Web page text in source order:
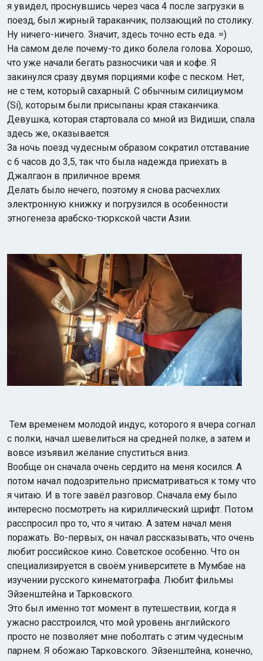
я увидел, проснувшись через часа 4 после загрузки в
поезд, был жирный тараканчик, ползающий по столику.
Ну ничего-ничего. Значит, здесь точно есть еда. =)
На самом деле почему-то дико болела голова. Хорошо,
что уже начали бегать разносчики чая и кофе. Я
закинулся сразу двумя порциями кофе с песком. Нет,
не с тем, который сахарный. С обычным силициумом
(Si), которым были присыпаны края стаканчика.
Девушка, которая стартовала со мной из Видиши, спала
здесь же, оказывается.
За ночь поезд чудесным образом сократил отставание
с 6 часов до 3,5, так что была надежда приехать в
Джалгаон в приличное время.
Делать было нечего, поэтому я снова расчехлих
электронную книжку и погрузился в особенности
этногенеза арабско-тюркской части Азии.
Тем временем молодой индус, которого я вчера согнал
с полки, начал шевелиться на средней полке, а затем и
вовсе изъявил желание спуститься вниз.
Вообще он сначала очень сердито на меня косился. А
потом начал подозрительно присматриваться к тому что
я читаю. И в тоге завёл разговор. Сначала ему было
интересно посмотреть на кириллический шрифт. Потом
расспросил про то, что я читаю. А затем начал меня
поражать. Во-первых, он начал рассказывать, что очень
любит российское кино. Советское особенно. Что он
специализируется в своём университете в Мумбае на
изучении русского кинематографа. Любит фильмы
Эйзенштейна и Тарковского.
Это был именно тот момент в путешествии, когда я
ужасно расстроился, что мой уровень английского
просто не позволяет мне поболтать с этим чудесным
парнем. Я обожаю Тарковского. Эйзенштейна, конечно,